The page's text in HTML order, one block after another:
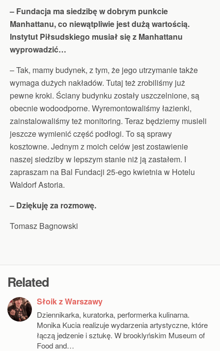
– Fundacja ma siedzibę w dobrym punkcie
Manhattanu, co niewątpliwie jest dużą wartością.
Instytut Piłsudskiego musiał się z Manhattanu
wyprowadzić…
– Tak, mamy budynek, z tym, że jego utrzymanie także
wymaga dużych nakładów. Tutaj też zrobiliśmy już
pewne kroki. Ściany budynku zostały uszczelnione, są
obecnie wodoodporne. Wyremontowaliśmy łazienki,
zainstalowaliśmy też monitoring. Teraz będziemy musieli
jeszcze wymienić część podłogi. To są sprawy
kosztowne. Jednym z moich celów jest zostawienie
naszej siedziby w lepszym stanie niż ją zastałem. I
zapraszam na Bal Fundacji 25-ego kwietnia w Hotelu
Waldorf Astoria.
– Dziękuję za rozmowę.
Tomasz Bagnowski
Related
Słoik z Warszawy
Dziennikarka, kuratorka, performerka kulinarna.
Monika Kucia realizuje wydarzenia artystyczne, które
łączą jedzenie i sztukę. W brooklyńskim Museum of
Food and…